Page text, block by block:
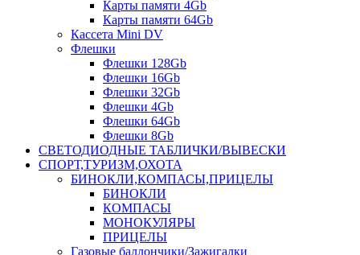
Карты памяти 4Gb
Карты памяти 64Gb
Кассета Mini DV
Флешки
Флешки 128Gb
Флешки 16Gb
Флешки 32Gb
Флешки 4Gb
Флешки 64Gb
Флешки 8Gb
СВЕТОДИОДНЫЕ ТАБЛИЧКИ/ВЫВЕСКИ
СПОРТ,ТУРИЗМ,ОХОТА
БИНОКЛИ,КОМПАСЫ,ПРИЦЕЛЫ
БИНОКЛИ
КОМПАСЫ
МОНОКУЛЯРЫ
ПРИЦЕЛЫ
Газовые баллончики/Зажигалки